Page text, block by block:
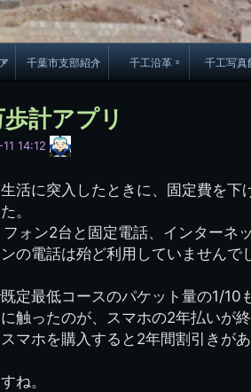
千葉市支部紹介
会員・役員名簿
年間行事
千工沿革
財団法人千工会
千工写真
生実校
計アプリ
14:12
サ
イ
管
理
(44E)
活に突入したときに、固定費を
。
ォン2台と固定電話、インターネ
の電話は殆ど利用していません
定最低コースのパケット量の1/10
触ったのが、スマホの2年払いが
マホを購入すると2年間割引きが
ね。